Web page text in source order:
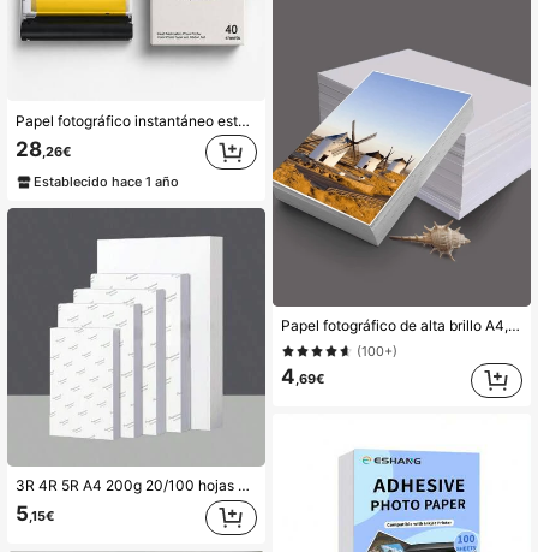
Papel fotográfico instantáneo estético de 6 pulgadas 80 hojas para impresora de fotos de escritorio 1S 2 set, acabado brillante HD para scrapbooking DIY, conservación de recuerdos & decoración de collage de pared, accesorios de repuesto de impresión de color de alta calidad
28 ,26€
Establecido hace 1 año
3R 4R 5R A4 200g 20/100 hojas Papel fotográfico brillante al por mayor para impresora, papel fotográfico para impresora de inyección de tinta, papel de estudio fotográfico, suministros de oficina, colores vibrantes para impresiones profesionales y manualidades DIY
5,15€
Papel fotográfico de alta brillo A4, papel fotográfico para impresión de inyección de tinta de 5 pulgadas y 6 pulgadas, papel fotográfico de 180g, papel fotográfico de inyección de tinta A4, papel fotográfico para impresora, papel fotográfico de alta brillo de 5 pulgadas, papel fotográfico RC de 6 pulgadas 20/100 hojas Vuelta al colegio
(100+)
4,69€